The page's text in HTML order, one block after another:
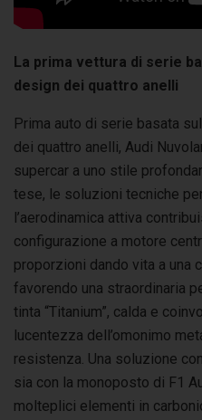
La prima vettura di serie
design dei quattro anelli
Prima auto di serie basata
dei quattro anelli, Audi
supercar a uno stile
tese, le soluzioni tecniche
l’aerodinamica attiva
configurazione a motore
proporzioni dando vita a una
favorendo una straordinaria
tinta “Titanium”, calda e
lucentezza dell’omonimo
resistenza. Una soluzione
sia con la monoposto di F1
molteplici elementi in